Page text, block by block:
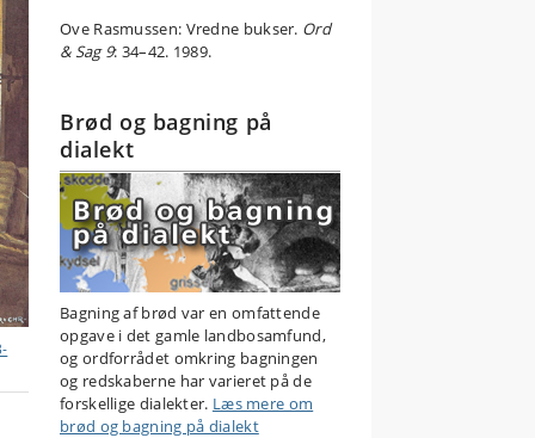
Ove Rasmussen: Vredne bukser. Ord
& Sag 9: 34–42. 1989.
Brød og bagning på
dialekt
Bagning af brød var en omfattende
opgave i det gamle landbosamfund,
og ordforrådet omkring bagningen
og redskaberne har varieret på de
forskellige dialekter. Læs mere om
brød og bagning på dialekt